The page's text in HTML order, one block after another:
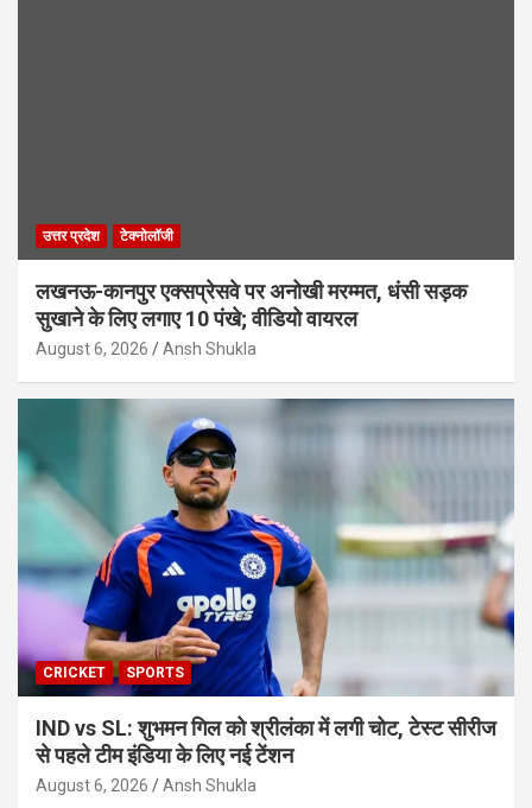
उत्तर प्रदेश टेक्नोलॉजी
लखनऊ-कानपुर एक्सप्रेसवे पर अनोखी मरम्मत, धंसी सड़क
सुखाने के लिए लगाए 10 पंखे; वीडियो वायरल
August 6, 2026 Ansh Shukla
CRICKET SPORTS
IND vs SL: शुभमन गिल को श्रीलंका में लगी चोट, टेस्ट सीरीज
से पहले टीम इंडिया के लिए नई टेंशन
August 6, 2026 Ansh Shukla